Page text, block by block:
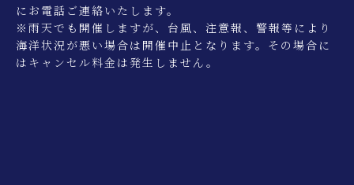
にお電話ご連絡いたします。
※雨天でも開催しますが、台風、注意報、警報等により
海洋状況が悪い場合は開催中止となります。その場合に
はキャンセル料金は発生しません。